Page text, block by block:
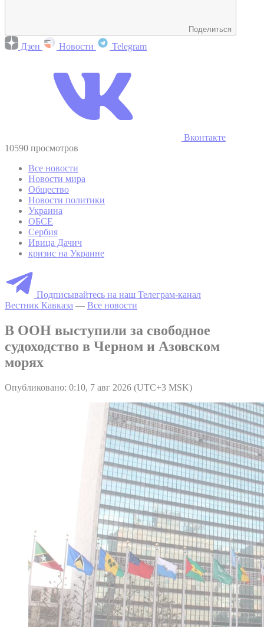
Поделиться
Дзен Новости Telegram
Вконтакте
10590 просмотров
Все новости
Новости мира
Общество
Новости политики
Украина
ОБСЕ
Сербия
Ивица Дачич
кризис на Украине
Подписывайтесь на наш Телеграм-канал
Вестник Кавказа — Все новости
В ООН выступили за свободное
судоходство в Черном и Азовском
морях
Опубликовано: 0:10, 7 авг 2026 (UTC+3 MSK)